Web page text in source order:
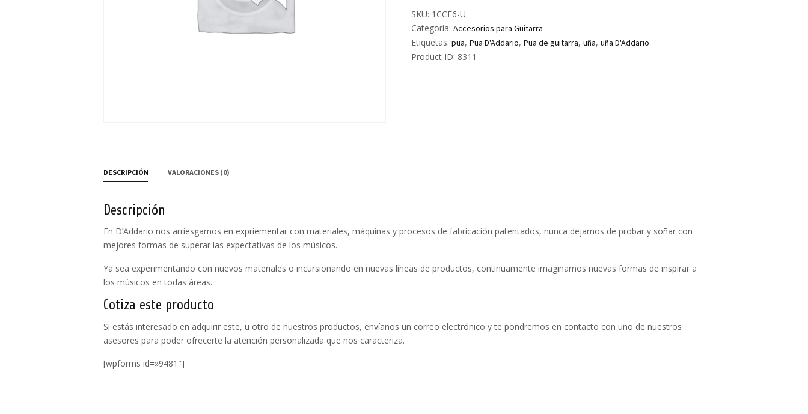
SKU: 1CCF6-U
Categoría: Accesorios para Guitarra
Etiquetas: pua, Pua D'Addario, Pua de guitarra, uña, uña D'Addario
Product ID: 8311
DESCRIPCIÓN VALORACIONES (0)
Descripción
En D’Addario nos arriesgamos en expriementar con materiales, máquinas y procesos de fabricación patentados, nunca dejamos de probar y soñar con
mejores formas de superar las expectativas de los músicos.
Ya sea experimentando con nuevos materiales o incursionando en nuevas líneas de productos, continuamente imaginamos nuevas formas de inspirar a
los músicos en todas áreas.
Cotiza este producto
Si estás interesado en adquirir este, u otro de nuestros productos, envíanos un correo electrónico y te pondremos en contacto con uno de nuestros
asesores para poder ofrecerte la atención personalizada que nos caracteriza.
[wpforms id=»9481″]